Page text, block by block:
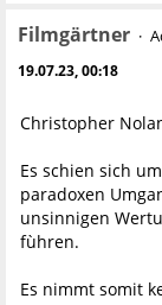
Filmgärtner
19.07.23, 00:18
Christopher
Es schien sich
paradoxen
unsinnigen
fùhren.
Es nimmt somit